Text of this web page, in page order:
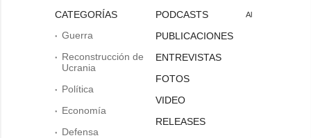
CATEGORÍAS
Guerra
Reconstrucción de
Ucrania
Política
Economía
Defensa
PODCASTS
PUBLICACIONES
ENTREVISTAS
FOTOS
VIDEO
RELEASES
Al